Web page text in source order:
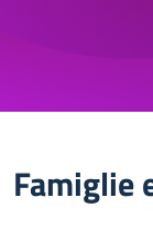
Famiglie